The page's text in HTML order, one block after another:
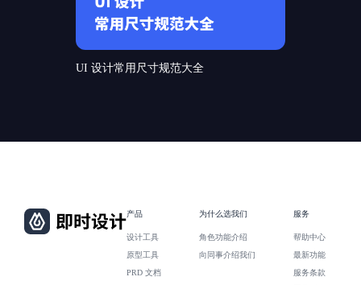
UI 设计常用尺寸规范大全
产品
设计工具
原型工具
PRD 文档
为什么选我们
角色功能介绍
向同事介绍我们
服务
帮助中心
最新功能
服务条款